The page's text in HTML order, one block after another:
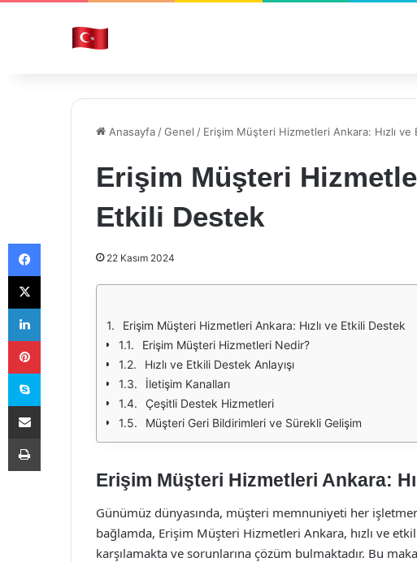
Anasayfa /Genel / Erişim Müşteri Hizmetleri Ankara: Hızlı ve
Erişim Müşteri
Etkili Destek
22 Kasım 2024
Erişim Müşteri Hizmetleri Ankara: Hızlı ve Etkili Destek
Erişim Müşteri Hizmetleri Nedir?
Hızlı ve Etkili Destek Anlayışı
İletişim Kanalları
Çeşitli Destek Hizmetleri
Müşteri Geri Bildirimleri ve Sürekli Gelişim
Erişim Müşteri Hizmetleri Ankara:
Günümüz dünyasında, müşteri memnuniyeti her
bağlamda, Erişim Müşteri Hizmetleri Ankara, hızlı ve
karşılamakta ve sorunlarına çözüm bulmaktadır. Bu
Facebook
X
LinkedIn
Pinterest
Skype
E-Posta ile paylaş